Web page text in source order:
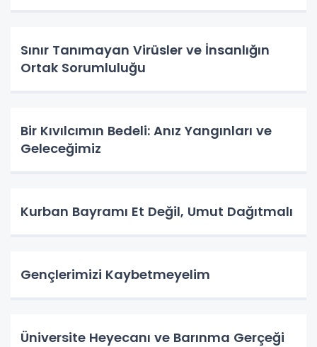
Sınır Tanımayan Virüsler ve İnsanlığın
Ortak Sorumluluğu
Bir Kıvılcımın Bedeli: Anız Yangınları ve
Geleceğimiz
Kurban Bayramı Et Değil, Umut Dağıtmalı
Gençlerimizi Kaybetmeyelim
Üniversite Heyecanı ve Barınma Gerçeği